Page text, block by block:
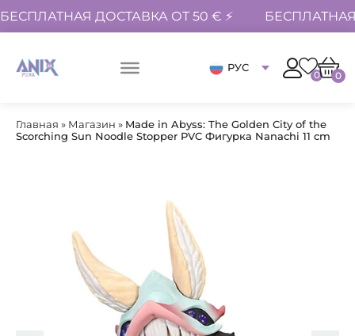
БЕСПЛАТНАЯ ДОСТАВКА ОТ 50 € ⚡
РУС
0 0
Главная » Магазин » Made in Abyss: The Golden City of the
Scorching Sun Noodle Stopper PVC Фигурка Nanachi 11 cm